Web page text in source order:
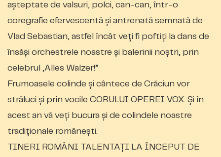
așteptate de valsuri, polci, can-can, într-o
coregrafie efervescentă și antrenată semnată de
Vlad Sebastian, astfel încât veți fi poftiți la dans de
însăși orchestrele noastre și balerinii noștri, prin
celebrul „Alles Walzer!”
Frumoasele colinde și cântece de Crăciun vor
străluci și prin vocile CORULUI OPEREI VOX. Și în
acest an vă veți bucura și de colindele noastre
tradiționale românești.
TINERI ROMÂNI TALENTAȚI LA ÎNCEPUT DE